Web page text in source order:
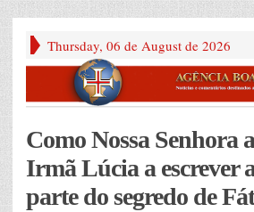
Thursday, 06 de August de 2026
Como Nossa Senhora
Irmã Lúcia a escrever
parte do segredo de